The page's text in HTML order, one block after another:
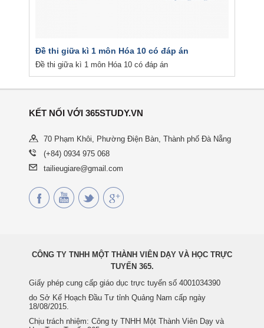
Đề thi giữa kì 1 môn Hóa 10 có đáp án
Đề thi giữa kì 1 môn Hóa 10 có đáp án
KẾT NỐI VỚI 365STUDY.VN
70 Phạm Khôi, Phường Điện Bàn, Thành phố Đà Nẵng
(+84) 0934 975 068
tailieugiare@gmail.com
CÔNG TY TNHH MỘT THÀNH VIÊN DẠY VÀ HỌC TRỰC
TUYẾN 365.
Giấy phép cung cấp giáo dục trực tuyến số 4001034390
do Sở Kế Hoạch Đầu Tư tỉnh Quảng Nam cấp ngày
18/08/2015.
Chịu trách nhiệm: Công ty TNHH Một Thành Viên Dạy và